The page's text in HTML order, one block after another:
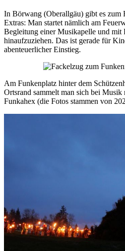
In Börwang (Oberallgäu) gibt es zum
Extras: Man startet nämlich am
Begleitung einer Musikapelle und mit
hinaufzuziehen. Das ist gerade für
abenteuerlicher Einstieg.
Am Funkenplatz hinter dem
Ortsrand sammelt man sich bei
Funkahex (die Fotos stammen von